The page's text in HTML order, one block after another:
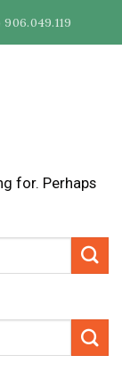
906.049.119
for. Perhaps